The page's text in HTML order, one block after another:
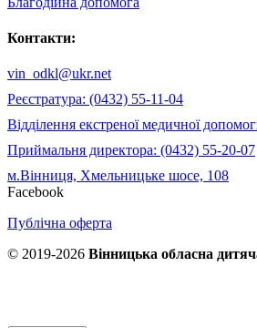
Контакти:
vin_odkl@ukr.net
Реєстратура: (0432) 55-11-04
Відділення екстреної медичної
Приймальня директора: (0432) 55-20-07
м.Вінниця, Хмельницьке шосе, 108
Facebook
Публічна оферта
© 2019-2026 Вінницька обласна